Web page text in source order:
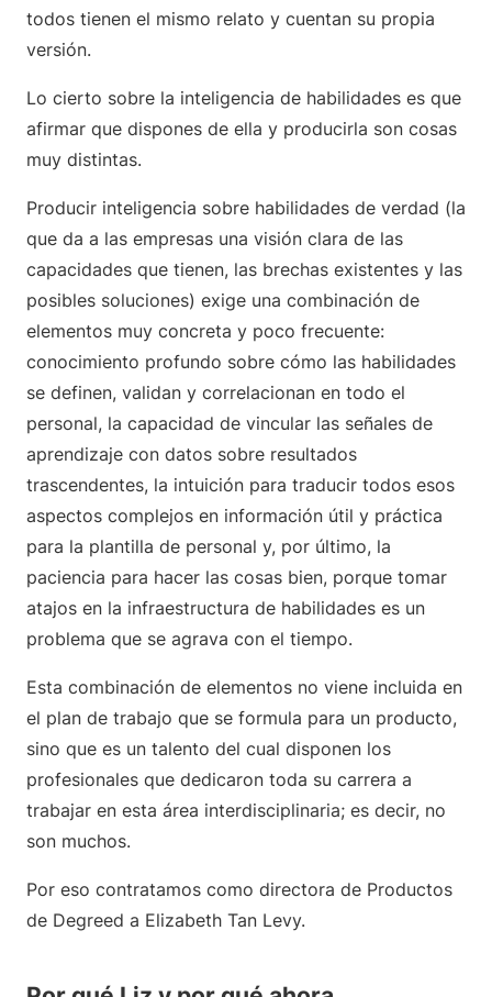
todos tienen el mismo relato y cuentan su propia
versión.
Lo cierto sobre la inteligencia de habilidades es que
afirmar que dispones de ella y producirla son cosas
muy distintas.
Producir inteligencia sobre habilidades de verdad (la
que da a las empresas una visión clara de las
capacidades que tienen, las brechas existentes y las
posibles soluciones) exige una combinación de
elementos muy concreta y poco frecuente:
conocimiento profundo sobre cómo las habilidades
se definen, validan y correlacionan en todo el
personal, la capacidad de vincular las señales de
aprendizaje con datos sobre resultados
trascendentes, la intuición para traducir todos esos
aspectos complejos en información útil y práctica
para la plantilla de personal y, por último, la
paciencia para hacer las cosas bien, porque tomar
atajos en la infraestructura de habilidades es un
problema que se agrava con el tiempo.
Esta combinación de elementos no viene incluida en
el plan de trabajo que se formula para un producto,
sino que es un talento del cual disponen los
profesionales que dedicaron toda su carrera a
trabajar en esta área interdisciplinaria; es decir, no
son muchos.
Por eso contratamos como directora de Productos
de Degreed a Elizabeth Tan Levy.